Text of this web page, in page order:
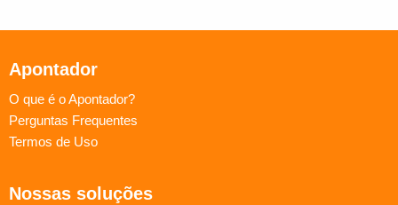
Apontador
O que é o Apontador?
Perguntas Frequentes
Termos de Uso
Nossas soluções